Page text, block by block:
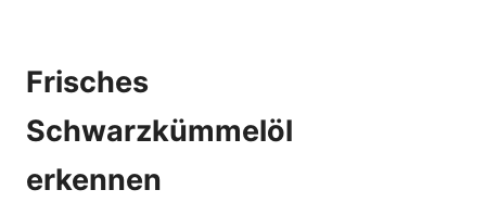
Frisches
Schwarzkümmelöl
erkennen